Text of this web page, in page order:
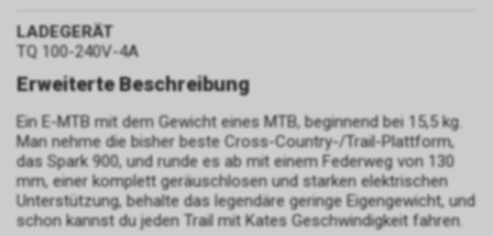
LADEGERÄT
TQ 100-240V-4A
Erweiterte Beschreibung
Ein E-MTB mit dem Gewicht eines MTB, beginnend bei 15,5 kg.
Man nehme die bisher beste Cross-Country-/Trail-Plattform,
das Spark 900, und runde es ab mit einem Federweg von 130
mm, einer komplett geräuschlosen und starken elektrischen
Unterstützung, behalte das legendäre geringe Eigengewicht, und
schon kannst du jeden Trail mit Kates Geschwindigkeit fahren.